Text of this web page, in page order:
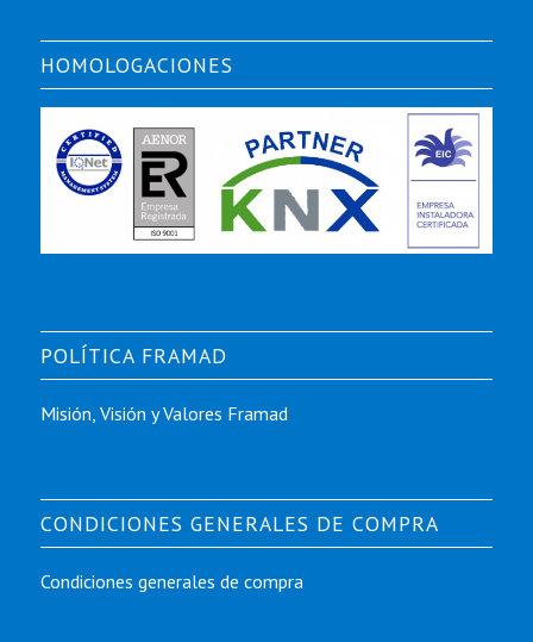
HOMOLOGACIONES
POLÍTICA FRAMAD
Misión, Visión y Valores Framad
CONDICIONES GENERALES DE COMPRA
Condiciones generales de compra